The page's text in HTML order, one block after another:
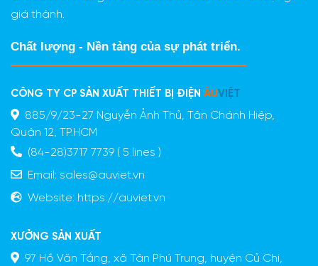
giá thành.
Chất lượng - Nền tảng của sự phát triển.
CÔNG TY CP SẢN XUẤT THIẾT BỊ ĐIỆN ÂUVIỆT
885/9/23-27 Nguyễn Ảnh Thủ, Tân Chánh Hiệp,
Quận 12, TP.HCM
(84-28)3717 7739 ( 5 lines )
Email: sales@auviet.vn
Website: https://auviet.vn
XƯỞNG SẢN XUẤT
97 Hồ Văn Tắng, xã Tân Phú Trung, huyện Củ Chi,